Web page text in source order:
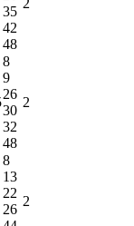
35
42
48
8
9
26
30
32
48
2
8
13
22
26
2